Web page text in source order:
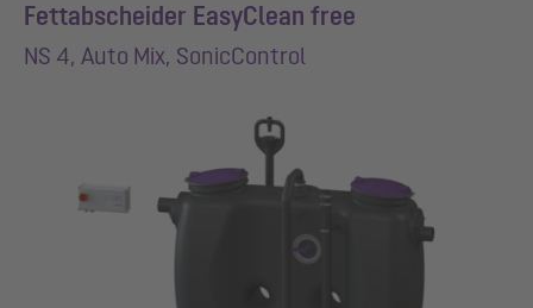
Fettabscheider EasyClean free
NS 4, Auto Mix, SonicControl